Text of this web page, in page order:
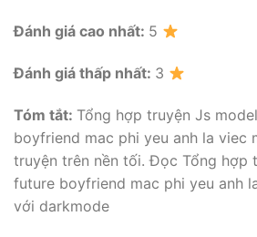
Đánh giá cao nhất: 5
Đánh giá thấp nhất: 3
Tóm tắt: Tổng hợp truyện Js
boyfriend mac phi yeu anh la viec
truyện trên nền tối. Đọc Tổng hợp
future boyfriend mac phi yeu anh
với darkmode